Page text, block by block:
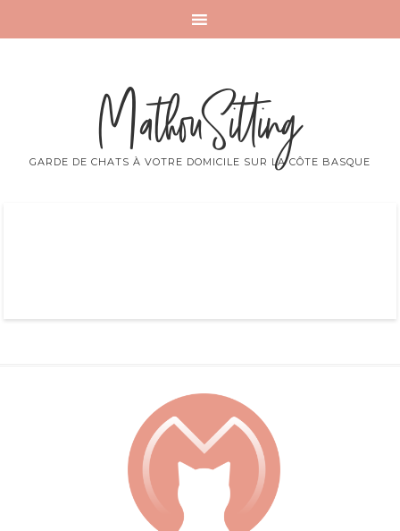
MathouSitting
GARDE DE CHATS À VOTRE DOMICILE SUR LA CÔTE BASQUE